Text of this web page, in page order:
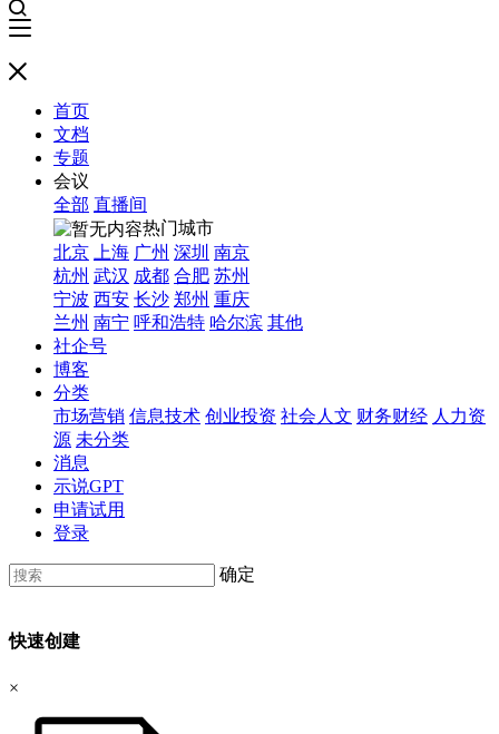
首页
文档
专题
会议
全部 直播间
热门城市
北京
上海 广州 深圳 南京
杭州 武汉 成都 合肥 苏州
宁波 西安 长沙 郑州 重庆
兰州 南宁 呼和浩特 哈尔滨 其他
社企号
博客
分类
市场营销 信息技术 创业投资 社会人文 财务财经 人力资
源 未分类
消息
示说GPT
申请试用
登录
确定
快速创建
×